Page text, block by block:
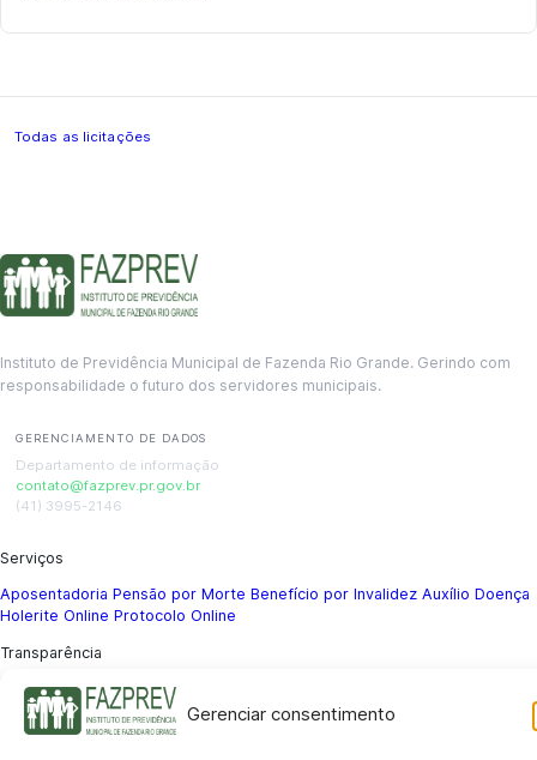
Gerenciar consentimento
Todas as licitações
Instituto de Previdência Municipal de Fazenda Rio Grande. Gerindo com
responsabilidade o futuro dos servidores municipais.
GERENCIAMENTO DE DADOS
Departamento de informação
contato@fazprev.pr.gov.br
(41) 3995-2146
Serviços
Aposentadoria Pensão por Morte Benefício por Invalidez Auxílio Doença
Holerite Online Protocolo Online
Transparência
Portal da Transparência
informação